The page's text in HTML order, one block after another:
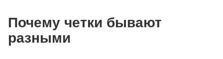
Почему четки бывают
разными